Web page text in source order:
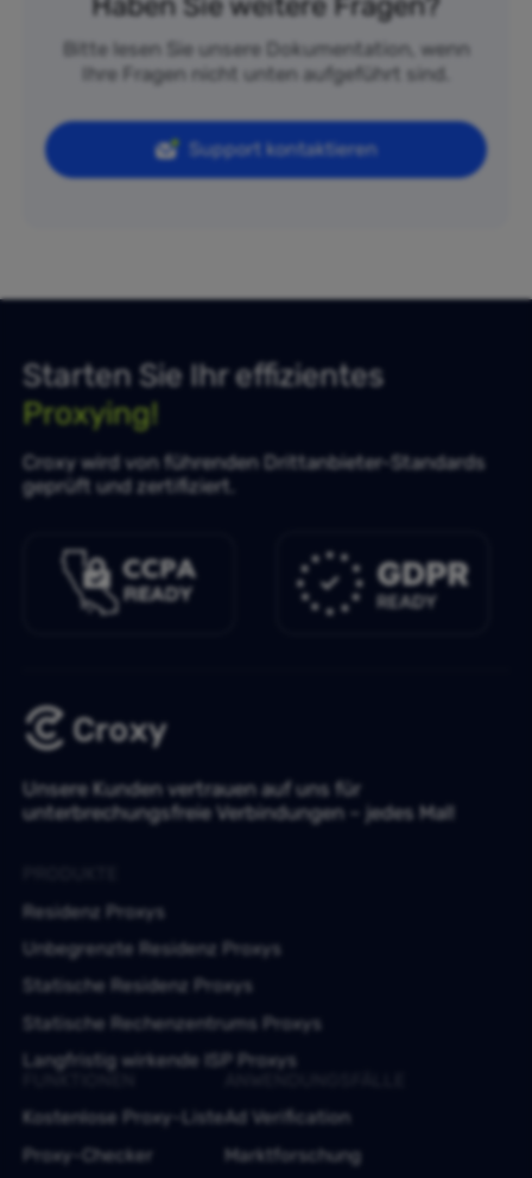
Bitte lesen Sie unsere Dokumentation, wenn
Ihre Fragen nicht unten aufgeführt sind.
Support kontaktieren
Starten Sie Ihr effizientes
Proxying!
Croxy wird von führenden Drittanbieter-Standards
geprüft und zertifiziert.
Unsere Kunden vertrauen auf uns für
unterbrechungsfreie Verbindungen – jedes Mal!
Residenz Proxys
Unbegrenzte Residenz Proxys
Statische Residenz Proxys
Statische Rechenzentrums Proxys
Langfristig wirkende ISP Proxys
Kostenlose Proxy-Liste
Proxy-Checker
Ad Verification
Marktforschung